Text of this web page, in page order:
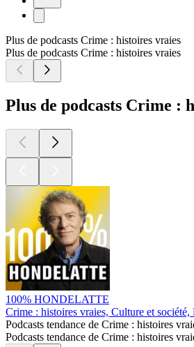
Plus de podcasts Crime : histoires vraies
Plus de podcasts Crime : histoires vraies
Plus de podcasts Crime :
100% HONDELATTE
Crime : histoires vraies, Culture et société,
Podcasts tendance de Crime : histoires
Podcasts tendance de Crime : histoires